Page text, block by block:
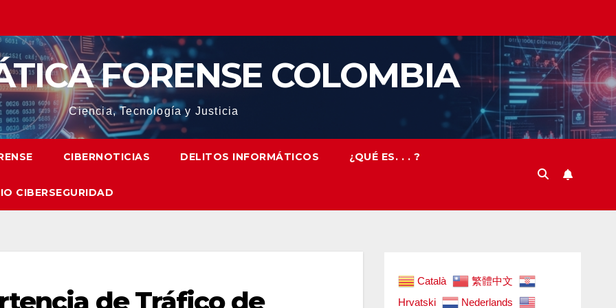
FORENSE COLOMBIA
Ciencia, Tecnología y Justicia
CIBERNOTICIAS DELITOS INFORMÁTICOS ¿QUÉ ES. . . ?
CIBERSEGURIDAD
de Tráfico de
Català
繁體中文
Hrvatski
Nederlands